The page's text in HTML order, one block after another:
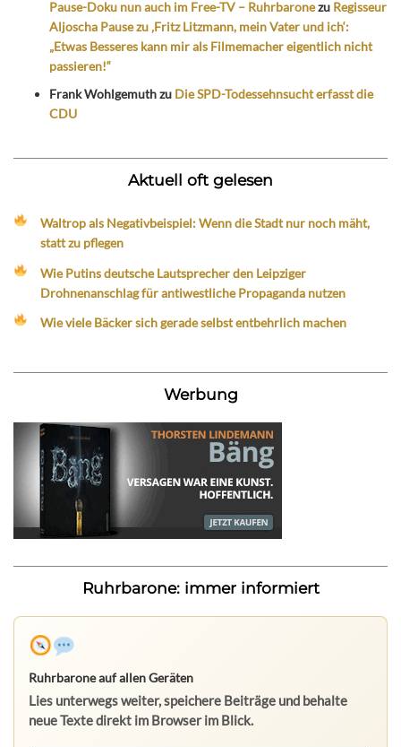
Pause-Doku nun auch im Free-TV – Ruhrbaronezu Regisseur
Aljoscha Pause zu ‚Fritz Litzmann, mein Vater und ich‘:
„Etwas Besseres kann mir als Filmemacher eigentlich nicht
passieren!“
Frank Wohlgemuthzu Die SPD-Todessehnsucht erfasst die
CDU
Aktuell oft gelesen
Waltrop als Negativbeispiel: Wenn die Stadt nur noch mäht,
statt zu pflegen
Wie Putins deutsche Lautsprecher den Leipziger
Drohnenanschlag für antiwestliche Propaganda nutzen
Wie viele Bäcker sich gerade selbst entbehrlich machen
Werbung
Ruhrbarone: immer informiert
Ruhrbarone auf allen Geräten
Lies unterwegs weiter, speichere Beiträge und behalte
neue Texte direkt im Browser im Blick.